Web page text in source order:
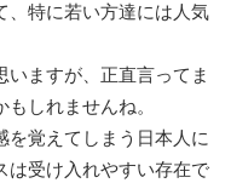
、特に若い方達には人気
いますが、正直言ってま
しれませんね。
を覚えてしまう日本人に
は受け入れやすい存在で